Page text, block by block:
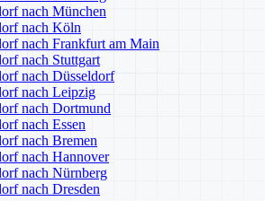
nach München
nach Köln
nach Frankfurt am Main
nach Stuttgart
nach Düsseldorf
nach Leipzig
nach Dortmund
nach Essen
nach Bremen
nach Hannover
nach Nürnberg
nach Dresden